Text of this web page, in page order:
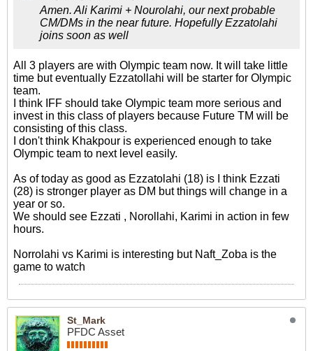
Amen. Ali Karimi + Nourolahi, our next probable
CM/DMs in the near future. Hopefully Ezzatolahi
joins soon as well
All 3 players are with Olympic team now. It will take little
time but eventually Ezzatollahi will be starter for Olympic
team.
I think IFF should take Olympic team more serious and
invest in this class of players because Future TM will be
consisting of this class.
I don't think Khakpour is experienced enough to take
Olympic team to next level easily.
As of today as good as Ezzatolahi (18) is I think Ezzati
(28) is stronger player as DM but things will change in a
year or so.
We should see Ezzati , Norollahi, Karimi in action in few
hours.
Norrolahi vs Karimi is interesting but Naft_Zoba is the
game to watch
St_Mark
PFDC Asset